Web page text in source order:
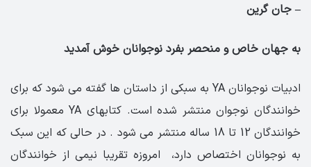
– جان گرین
به جهان خاص و منحصر بفرد نوجوانان خوش آمدید
ادبیات نوجوانان YA به سبکی از داستان ها گفته می شود که برای
خوانندگان نوجوان منتشر شده است. کتابهای YA معمولا برای
خوانندگان 12 تا 18 ساله منتشر می شود . در حالی که این سبک
به نوجوانان اختصاص دارد، امروزه تقریبا نیمی از خوانندگان